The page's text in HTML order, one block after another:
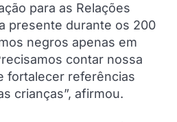
para as Relações
presente durante os 200
negros apenas em
contar nossa
fortalecer referências
crianças”, afirmou.